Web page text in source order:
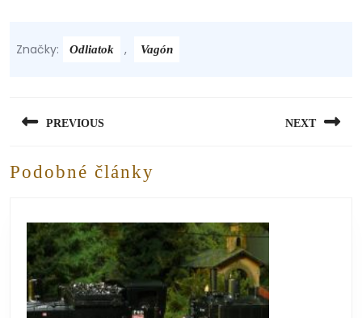
Značky: Odliatok , Vagón
PREVIOUS NEXT
Podobné články